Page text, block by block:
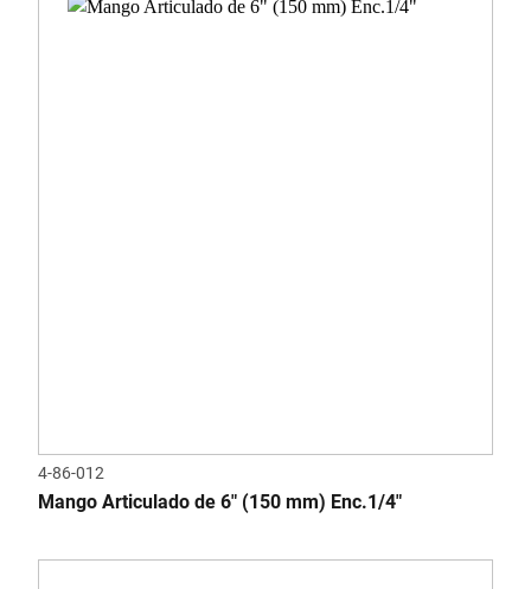
4-86-012
Mango Articulado de 6" (150 mm) Enc.1/4"